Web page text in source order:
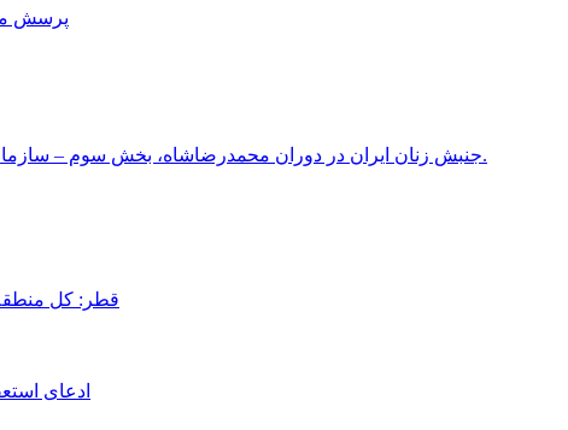
پرسش
جنبش زنان ایران در دوران محمدرضاشاه، بخش سوم – سازمان زنان در کنترل مردان! پس از کودتای ۱۳۳۲ دولت کنترل سازمان زنان را بدست گرفت.
قطر: کل
ادعای استعفای ۲۸باره پزشکیان و هشدار مجتبی خامنه‌ای در روایت